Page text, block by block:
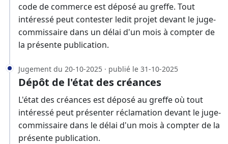
code de commerce est déposé au greffe. Tout
intéressé peut contester ledit projet devant le juge-
commissaire dans un délai d'un mois à compter de
la présente publication.
Jugement du 20-10-2025 · publié le 31-10-2025
Dépôt de l'état des créances
L'état des créances est déposé au greffe où tout
intéressé peut présenter réclamation devant le juge-
commissaire dans le délai d'un mois à compter de la
présente publication.